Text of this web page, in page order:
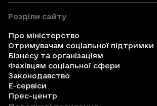
Розділи сайту
Про міністерство
Отримувачам соціальної підтримки
Бізнесу та організаціям
Фахівцям соціальної сфери
Законодавство
Е-сервіси
Прес-центр